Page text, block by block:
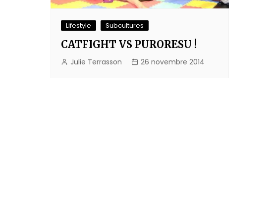
Lifestyle Subcultures
CATFIGHT VS PURORESU !
Julie Terrasson 26 novembre 2014